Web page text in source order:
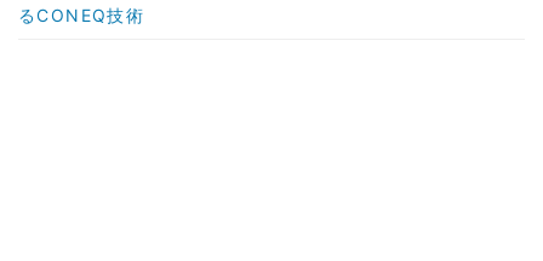
るCONEQ技術